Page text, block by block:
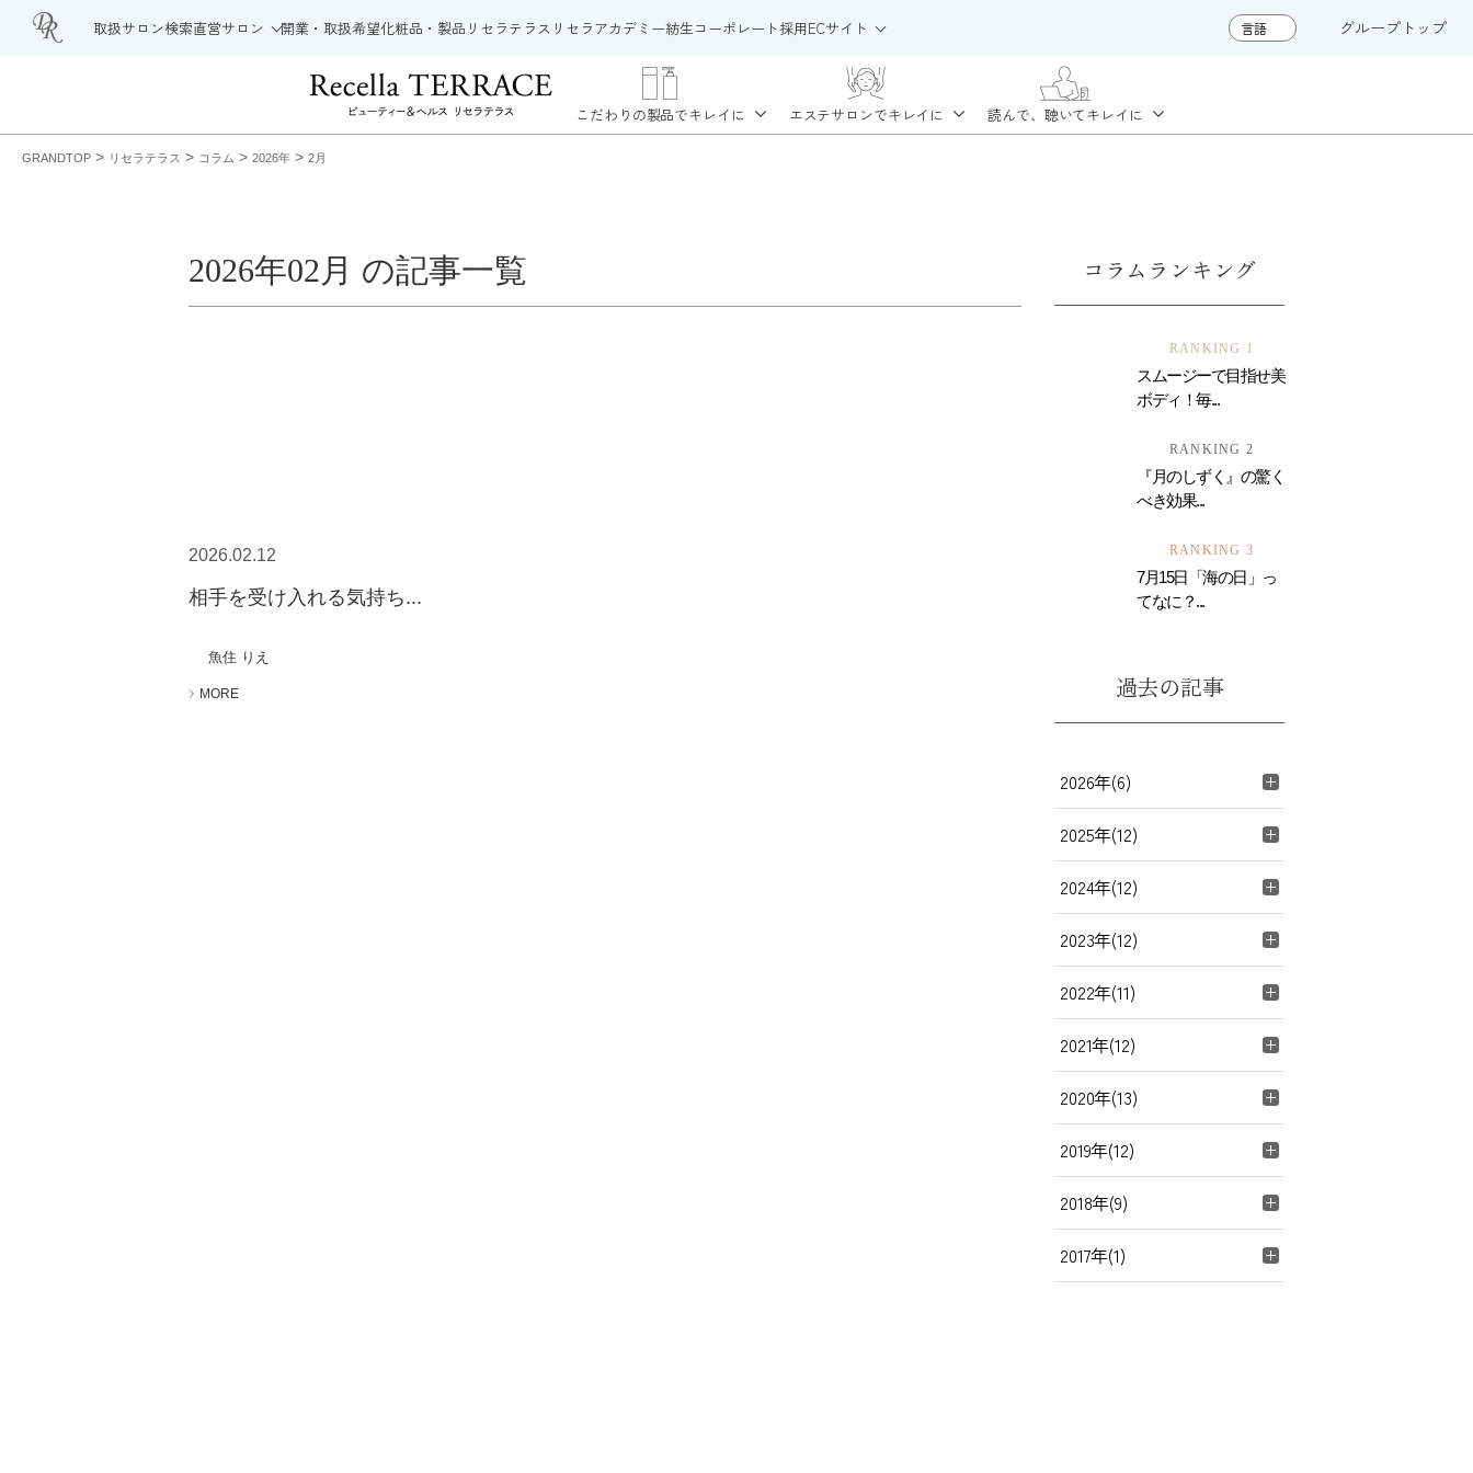
取扱サロン検索直営サロン 開業・取扱希望化粧品・製品 リセラテラス リセラアカデミー紡生コーポレート採用ECサイト グループトップ
こだわりの製品でキレイに エステサロンでキレイに 読んで、聴いてキレイに
GRANDTOP > リセラテラス > コラム > 2026年 > 2月
2026年02月 の記事一覧
2026.02.12
相手を受け入れる気持ち...
魚住 りえ
MORE
コラムランキング
RANKING 1
スムージーで目指せ美
ボディ！毎...
RANKING 2
『月のしずく』の驚く
べき効果...
RANKING 3
7月15日「海の日」っ
てなに？...
過去の記事
2026年(6)
2025年(12)
2024年(12)
2023年(12)
2022年(11)
2021年(12)
2020年(13)
2019年(12)
2018年(9)
2017年(1)